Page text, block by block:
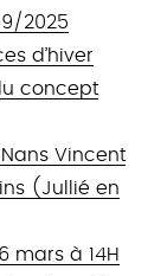
2025
d’hiver
concept
Vincent
(Jullié en
mars à 14H